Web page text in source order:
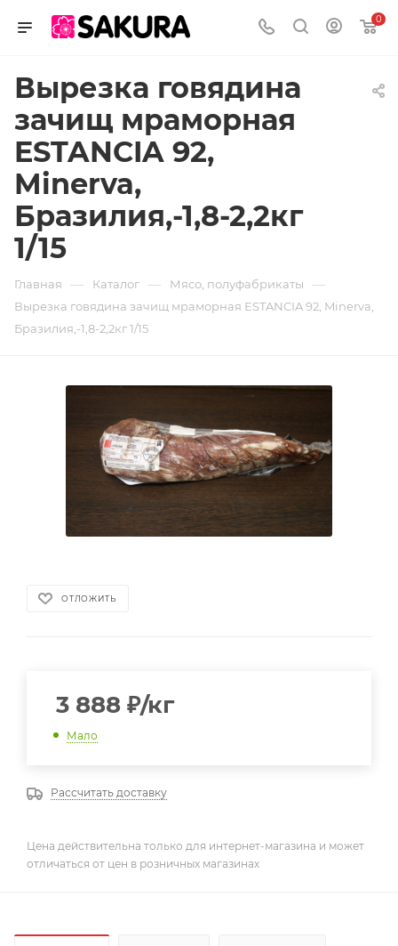
0
Вырезка говядина
зачищ мраморная
ESTANCIA 92,
Minerva,
Бразилия,-1,8-2,2кг
1/15
Главная — Каталог — Мясо, полуфабрикаты —
Вырезка говядина зачищ мраморная ESTANCIA 92, Minerva,
Бразилия,-1,8-2,2кг 1/15
ОТЛОЖИТЬ
3 888 ₽/кг
Мало
Рассчитать доставку
Цена действительна только для интернет-магазина и может
отличаться от цен в розничных магазинах